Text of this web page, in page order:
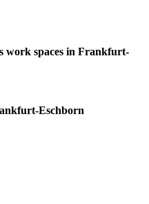
work spaces in Frankfurt-
Eschborn